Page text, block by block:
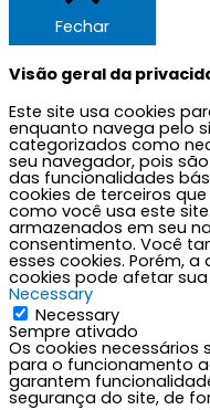
o
k
Fechar
Visão geral da
Este site usa cookies
enquanto navega pelo
categorizados como
seu navegador, pois
das funcionalidades
cookies de terceiros
como você usa este
armazenados em seu
consentimento. Você
esses cookies. Porém,
cookies pode afetar
Necessary
Necessary
Sempre ativado
Os cookies
para o funcionamento
garantem
segurança do site, de